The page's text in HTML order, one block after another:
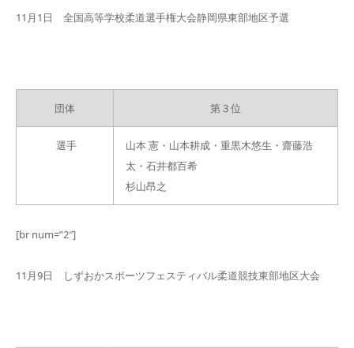
11月1日 全国高等学校柔道選手権大会静岡県東部地区予選
団体 第３位
選手
山本 憲・山本耕成・重黒木悠生・齋藤浩
太・石井都百希
杉山昂之
[br num=”2″]
11月9日 しずおかスポーツフェスティバル柔道競技東部地区大会